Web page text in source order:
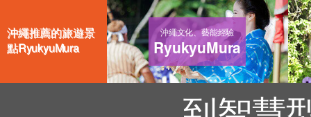
沖繩推薦的旅遊景
點RyukyuMura
沖繩文化、藝能經驗
RyukyuMura